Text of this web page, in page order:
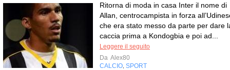
Ritorna di moda in casa Inter il nome di
Allan, centrocampista in forza
che era stato messo da parte per dare
caccia prima a Kondogbia e poi ad...
Leggere il seguito
Da Alex80
CALCIO SPORT